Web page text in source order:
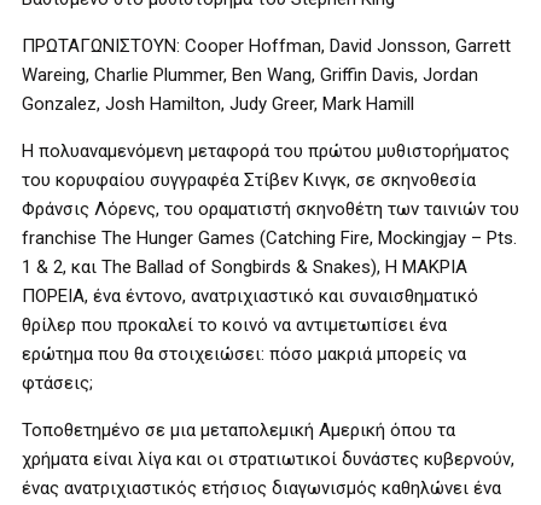
ΠΡΩΤΑΓΩΝΙΣΤΟΥΝ: Cooper Hoffman, David Jonsson, Garrett
Wareing, Charlie Plummer, Ben Wang, Griffin Davis, Jordan
Gonzalez, Josh Hamilton, Judy Greer, Mark Hamill
Η πολυαναμενόμενη μεταφορά του πρώτου μυθιστορήματος
του κορυφαίου συγγραφέα Στίβεν Κινγκ, σε σκηνοθεσία
Φράνσις Λόρενς, του οραματιστή σκηνοθέτη των ταινιών του
franchise The Hunger Games (Catching Fire, Mockingjay – Pts.
1 & 2, και The Ballad of Songbirds & Snakes), Η ΜΑΚΡΙΑ
ΠΟΡΕΙΑ, ένα έντονο, ανατριχιαστικό και συναισθηματικό
θρίλερ που προκαλεί το κοινό να αντιμετωπίσει ένα
ερώτημα που θα στοιχειώσει: πόσο μακριά μπορείς να
φτάσεις;
Τοποθετημένο σε μια μεταπολεμική Αμερική όπου τα
χρήματα είναι λίγα και οι στρατιωτικοί δυνάστες κυβερνούν,
ένας ανατριχιαστικός ετήσιος διαγωνισμός καθηλώνει ένα